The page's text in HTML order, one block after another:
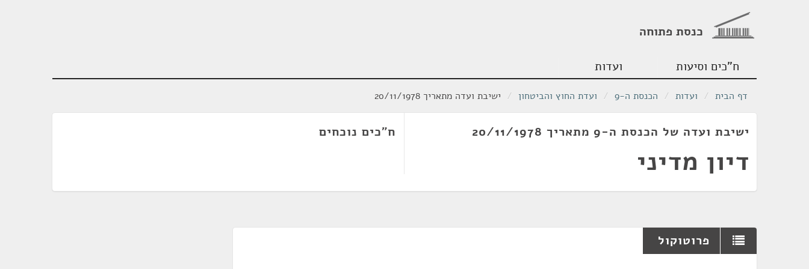
כנסת פתוחה
ח"כים וסיעות ועדות
דף הבית / ועדות / הכנסת ה-9 / ועדת החוץ והביטחון / ישיבת ועדה מתאריך 20/11/1978
ישיבת ועדה של הכנסת ה-9 מתאריך 20/11/1978
דיון מדיני
ח"כים נוכחים
פרוטוקול